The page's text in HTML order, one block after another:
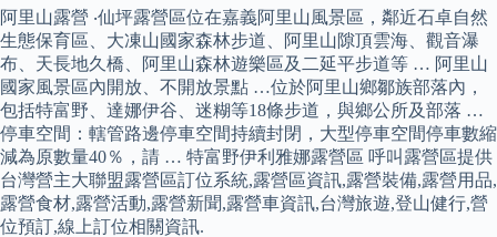
阿里山露營 ‧仙坪露營區位在嘉義阿里山風景區，鄰近石卓自然
生態保育區、大凍山國家森林步道、阿里山隙頂雲海、觀音瀑
布、天長地久橋、阿里山森林遊樂區及二延平步道等 … 阿里山
國家風景區內開放、不開放景點 …位於阿里山鄉鄒族部落內，
包括特富野、達娜伊谷、迷糊等18條步道，與鄉公所及部落 …
停車空間：轄管路邊停車空間持續封閉，大型停車空間停車數縮
減為原數量40％，請 … 特富野伊利雅娜露營區 呼叫露營區提供
台灣營主大聯盟露營區訂位系統,露營區資訊,露營裝備,露營用品,
露營食材,露營活動,露營新聞,露營車資訊,台灣旅遊,登山健行,營
位預訂,線上訂位相關資訊.